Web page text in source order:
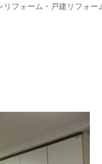
フォーム・戸建リフォ